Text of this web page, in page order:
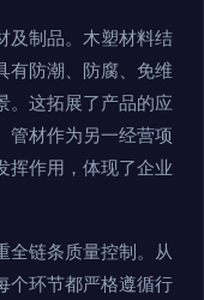
及制品。木塑材料结
有防潮、防腐、免维
。这拓展了产品的应
管材作为另一经营项
挥作用，体现了企业
全链条质量控制。从
个环节都严格遵循行